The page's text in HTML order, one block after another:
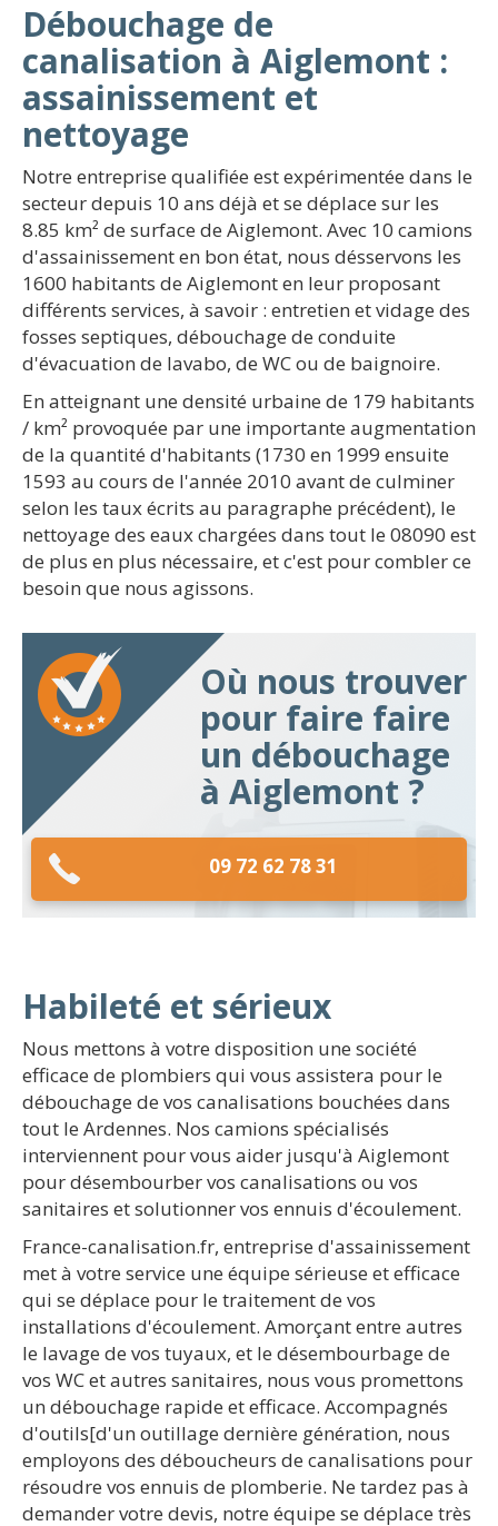
Débouchage de
canalisation à Aiglemont :
assainissement et
nettoyage
Notre entreprise qualifiée est expérimentée dans le
secteur depuis 10 ans déjà et se déplace sur les
8.85 km² de surface de Aiglemont. Avec 10 camions
d'assainissement en bon état, nous désservons les
1600 habitants de Aiglemont en leur proposant
différents services, à savoir : entretien et vidage des
fosses septiques, débouchage de conduite
d'évacuation de lavabo, de WC ou de baignoire.
En atteignant une densité urbaine de 179 habitants
/ km² provoquée par une importante augmentation
de la quantité d'habitants (1730 en 1999 ensuite
1593 au cours de l'année 2010 avant de culminer
selon les taux écrits au paragraphe précédent), le
nettoyage des eaux chargées dans tout le 08090 est
de plus en plus nécessaire, et c'est pour combler ce
besoin que nous agissons.
Où nous trouver
pour faire faire
un débouchage
à Aiglemont ?
09 72 62 78 31
Habileté et sérieux
Nous mettons à votre disposition une société
efficace de plombiers qui vous assistera pour le
débouchage de vos canalisations bouchées dans
tout le Ardennes. Nos camions spécialisés
interviennent pour vous aider jusqu'à Aiglemont
pour désembourber vos canalisations ou vos
sanitaires et solutionner vos ennuis d'écoulement.
France-canalisation.fr, entreprise d'assainissement
met à votre service une équipe sérieuse et efficace
qui se déplace pour le traitement de vos
installations d'écoulement. Amorçant entre autres
le lavage de vos tuyaux, et le désembourbage de
vos WC et autres sanitaires, nous vous promettons
un débouchage rapide et efficace. Accompagnés
d'outils[d'un outillage dernière génération, nous
employons des déboucheurs de canalisations pour
résoudre vos ennuis de plomberie. Ne tardez pas à
demander votre devis, notre équipe se déplace très